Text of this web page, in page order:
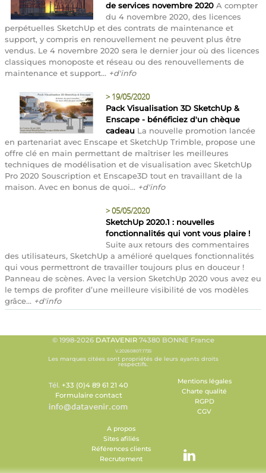
de services novembre 2020 A compter
du 4 novembre 2020, des licences
perpétuelles SketchUp et des contrats de maintenance et
support, y compris en renouvellement ne peuvent plus être
vendus. Le 4 novembre 2020 sera le dernier jour où des licences
classiques monoposte et réseau ou des renouvellements de
maintenance et support... +d'info
> 19/05/2020
Pack Visualisation 3D SketchUp &
Enscape - bénéficiez d'un chèque
cadeau La nouvelle promotion lancée
en partenariat avec Enscape et SketchUp Trimble, propose une
offre clé en main permettant de maîtriser les meilleures
techniques de modélisation et de visualisation avec SketchUp
Pro 2020 Souscription et Enscape3D tout en travaillant de la
maison. Avec en bonus de quoi... +d'info
>05/05/2020
SketchUp 2020.1 : nouvelles
fonctionnalités qui vont vous plaire !
Suite aux retours des commentaires
des utilisateurs, SketchUp a amélioré quelques fonctionnalités
qui vous permettront de travailler toujours plus en douceur !
Panneau de scènes. Avec la version SketchUp 2020 vous avez eu
le temps de profiter d’une meilleure visibilité de vos modèles
grâce... +d'info
© 1998-2026 DATAVENIR74380 BONNE France
V.20260807.1735
Les marques citées sont propriétés de leurs ayants droits
respectifs.
Tél. +33 (0)4 89 61 21 40
Formulaire contact
Mentions légales
Charte qualité
RGPD
CGV
A propos
Sites afiliés
Références clients
Recrutement